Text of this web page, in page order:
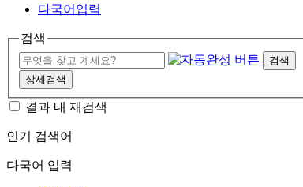
다국어입력
검색
검색
상세검색
결과 내 재검색
인기 검색어
다국어 입력